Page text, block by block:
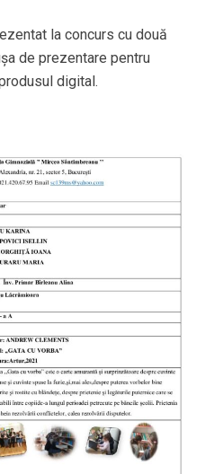
la concurs cu două
de prezentare pentru
digital.